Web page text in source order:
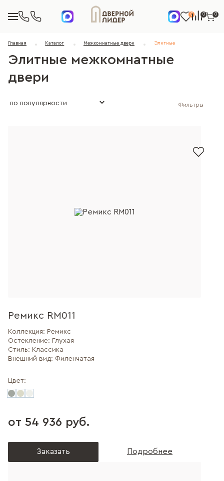
0 0 0
Главная Каталог Межкомнатные двери Элитные
Элитные межкомнатные
двери
Фильтры
Ремикс RM011
Коллекция: Ремикс
Остекление: Глухая
Стиль: Классика
Внешний вид: Филенчатая
Цвет:
от 54 936 руб.
Заказать Подробнее